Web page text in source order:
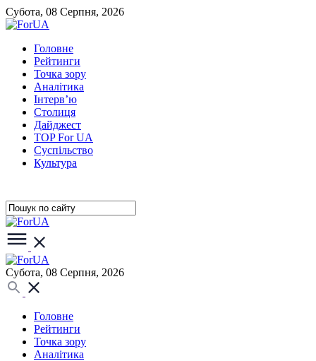
Субота, 08 Серпня, 2026
Головне
Рейтинги
Точка зору
Аналітика
Інтерв’ю
Столиця
Дайджест
TOP For UA
Суспiльство
Культура
Субота, 08 Серпня, 2026
Головне
Рейтинги
Точка зору
Аналітика